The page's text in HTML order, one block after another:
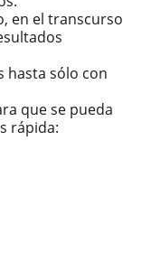
en el transcurso
hasta sólo con
que se pueda
rápida: